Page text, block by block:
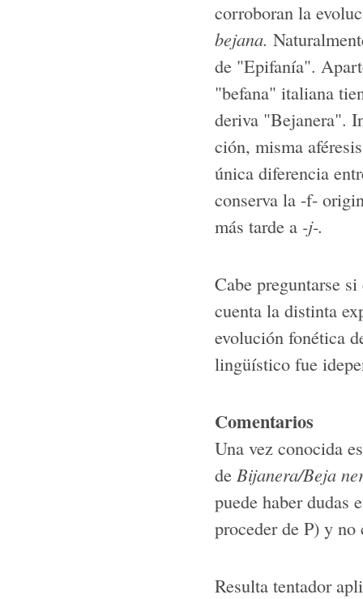
corroboran la
bejana.
de "Epifanía".
"befana" italiana
deriva "Bejanera".
ción, misma
única diferencia
conserva la -f-
más tarde a -j-.
Cabe preguntarse
cuenta la distinta
evolución fonética
lingüístico fue
Comentarios
Una vez conocida
de Bijanera/Beja
puede haber dudas
proceder de P) y no
Resulta tentador